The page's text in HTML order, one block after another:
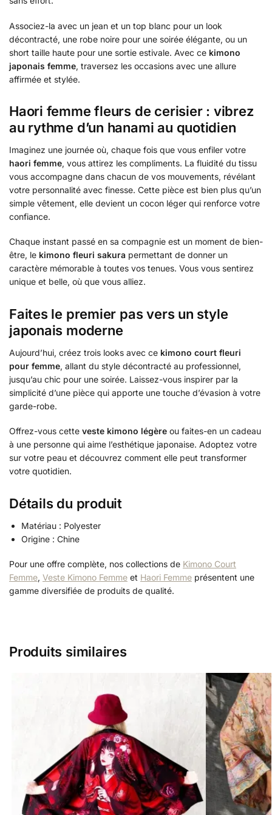
Associez-la avec un jean et un top blanc pour un look
décontracté, une robe noire pour une soirée élégante, ou un
short taille haute pour une sortie estivale. Avec ce kimono
japonais femme, traversez les occasions avec une allure
affirmée et stylée.
Haori femme fleurs de cerisier : vibrez
au rythme d’un hanami au quotidien
Imaginez une journée où, chaque fois que vous enfiler votre
haori femme, vous attirez les compliments. La fluidité du tissu
vous accompagne dans chacun de vos mouvements, révélant
votre personnalité avec finesse. Cette pièce est bien plus qu’un
simple vêtement, elle devient un cocon léger qui renforce votre
confiance.
Chaque instant passé en sa compagnie est un moment de bien-
être, le kimono fleuri sakura permettant de donner un
caractère mémorable à toutes vos tenues. Vous vous sentirez
unique et belle, où que vous alliez.
Faites le premier pas vers un style
japonais moderne
Aujourd’hui, créez trois looks avec ce kimono court fleuri
pour femme, allant du style décontracté au professionnel,
jusqu’au chic pour une soirée. Laissez-vous inspirer par la
simplicité d’une pièce qui apporte une touche d’évasion à votre
garde-robe.
Offrez-vous cette veste kimono légère ou faites-en un cadeau
à une personne qui aime l’esthétique japonaise. Adoptez votre
sur votre peau et découvrez comment elle peut transformer
votre quotidien.
Détails du produit
Matériau : Polyester
Origine : Chine
Pour une offre complète, nos collections de Kimono Court
Femme, Veste Kimono Femme et Haori Femme présentent une
gamme diversifiée de produits de qualité.
Produits similaires